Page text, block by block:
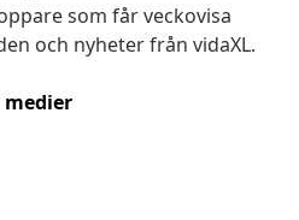
som får veckovisa
och nyheter från vidaXL.
medier